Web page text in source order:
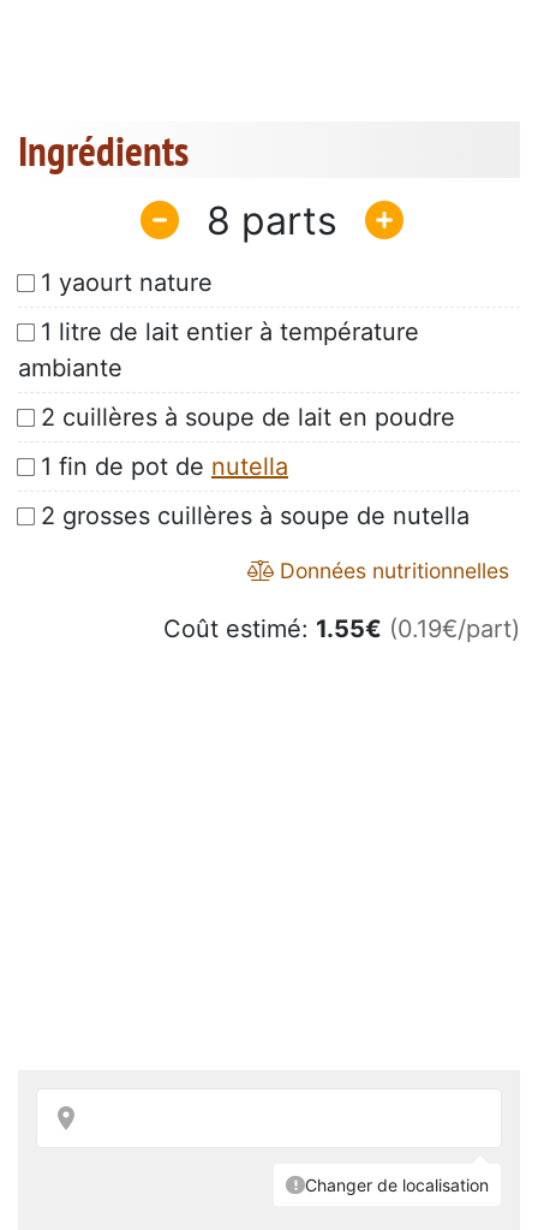
Ingrédients
8
1 yaourt nature
1 litre de lait entier à température
ambiante
2 cuillères à soupe de lait en poudre
1 fin de pot de nutella
2 grosses cuillères à soupe de nutella
Données nutritionnelles
Coût estimé: 1.55€ (0.19€/part)